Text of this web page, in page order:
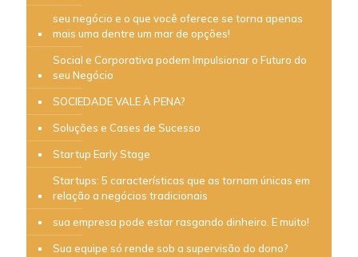
seu negócio e o que você oferece se torna apenas
mais uma dentre um mar de opções!
Social e Corporativa podem Impulsionar o Futuro do
seu Negócio
SOCIEDADE VALE À PENA?
Soluções e Cases de Sucesso
Startup Early Stage
Startups: 5 características que as tornam únicas em
relação a negócios tradicionais
sua empresa pode estar rasgando dinheiro. E muito!
Sua equipe só rende sob a supervisão do dono?